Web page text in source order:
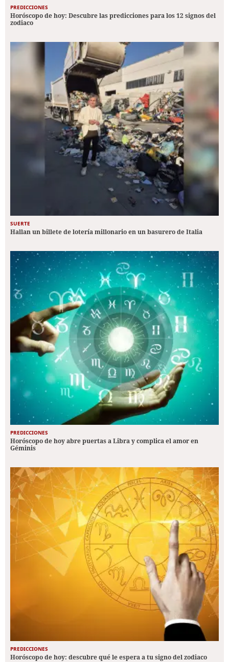
PREDICCIONES
Horóscopo de hoy: Descubre las predicciones para los 12 signos del
zodiaco
SUERTE
Hallan un billete de lotería millonario en un basurero de Italia
PREDICCIONES
Horóscopo de hoy abre puertas a Libra y complica el amor en
Géminis
PREDICCIONES
Horóscopo de hoy: descubre qué le espera a tu signo del zodiaco